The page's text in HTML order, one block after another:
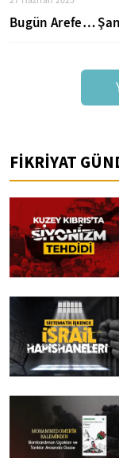
Bugün Arefe…
FİKRİYAT